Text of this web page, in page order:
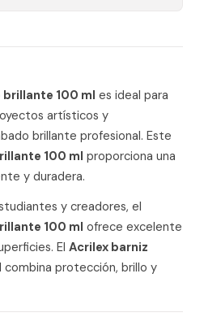
100 ml es ideal para
artísticos y
brillante profesional. Este
100 ml proporciona una
y duradera.
y creadores, el
100 ml ofrece excelente
El Acrilex barniz
combina protección, brillo y